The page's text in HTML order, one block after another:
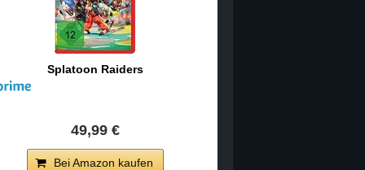
Splatoon Raiders
49,99 €
Bei Amazon kaufen